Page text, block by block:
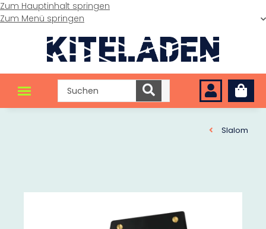
Zum Hauptinhalt springen
Zum Menü springen
Slalom